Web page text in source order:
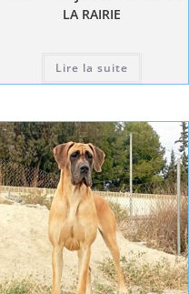
LA RAIRIE
Lire la suite